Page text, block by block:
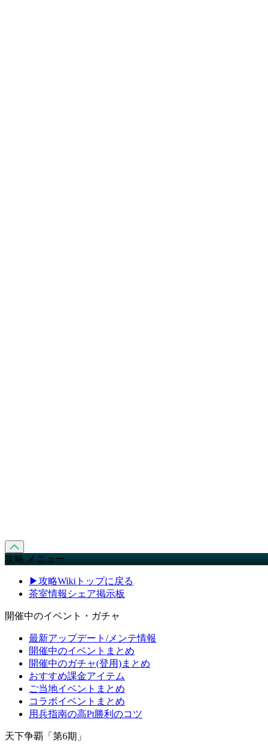
攻略 メニュー
▶攻略Wikiトップに戻る
茶室情報シェア掲示板
開催中のイベント・ガチャ
最新アップデート/メンテ情報
開催中のイベントまとめ
開催中のガチャ(登用)まとめ
おすすめ課金アイテム
ご当地イベントまとめ
コラボイベントまとめ
用兵指南の高Pt勝利のコツ
天下争覇「第6期」